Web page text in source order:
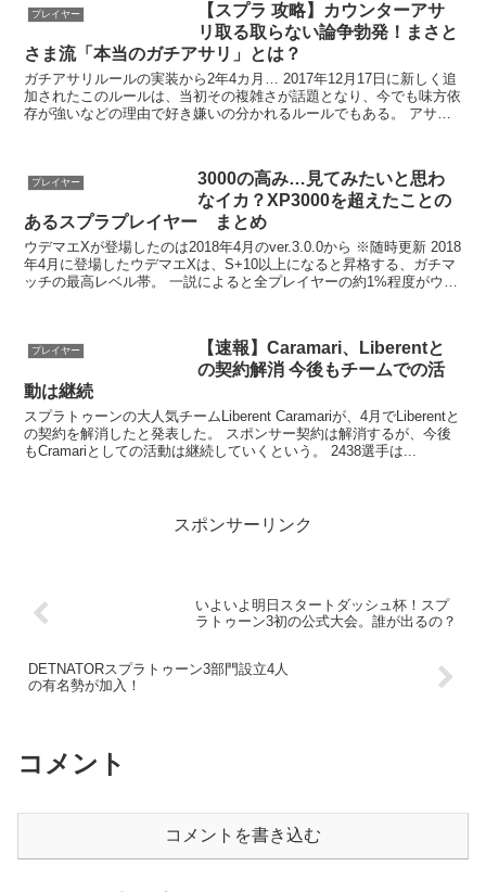
プレイヤー
【スプラ 攻略】カウンターアサ
リ取る取らない論争勃発！まさと
さま流「本当のガチアサリ」とは？
ガチアサリルールの実装から2年4カ月… 2017年12月17日に新しく追
加されたこのルールは、当初その複雑さが話題となり、今でも味方依
存が強いなどの理由で好き嫌いの分かれるルールでもある。 アサリ
プレイヤー
3000の高み…見てみたいと思わ
なイカ？XP3000を超えたことの
あるスプラプレイヤー まとめ
ウデマエXが登場したのは2018年4月のver.3.0.0から ※随時更新 2018
年4月に登場したウデマエXは、S+10以上になると昇格する、ガチマ
ッチの最高レベル帯。 一説によると全プレイヤーの約1%程度がウデ
プレイヤー
【速報】Caramari、Liberentと
の契約解消 今後もチームでの活
動は継続
スプラトゥーンの大人気チームLiberent Caramariが、4月でLiberentと
の契約を解消したと発表した。 スポンサー契約は解消するが、今後
もCramariとしての活動は継続していくという。 2438選手は...
スポンサーリンク
いよいよ明日スタートダッシュ杯！スプ
ラトゥーン3初の公式大会。誰が出るの？
DETNATORスプラトゥーン3部門設立4人
の有名勢が加入！
コメント
コメントを書き込む